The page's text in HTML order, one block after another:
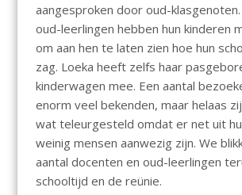
aangesproken door oud-
oud-leerlingen hebben hun kinderen
om aan hen te laten zien hoe hun
zag. Loeka heeft zelfs haar
kinderwagen mee. Een aantal
enorm veel bekenden, maar helaas
wat teleurgesteld omdat er net uit
weinig mensen aanwezig zijn. We
aantal docenten en oud-leerlingen
schooltijd en de reünie.